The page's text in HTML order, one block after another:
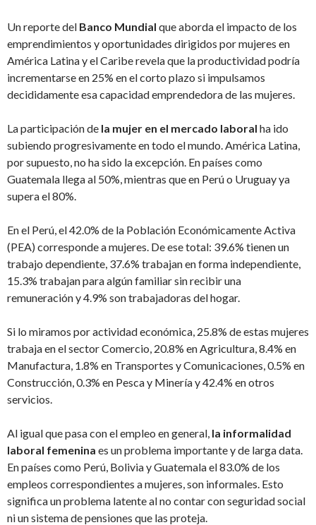
Un reporte del Banco Mundial que aborda el impacto de los
emprendimientos y oportunidades dirigidos por mujeres en
América Latina y el Caribe revela que la productividad podría
incrementarse en 25% en el corto plazo si impulsamos
decididamente esa capacidad emprendedora de las mujeres.
La participación de la mujer en el mercado laboral ha ido
subiendo progresivamente en todo el mundo. América Latina,
por supuesto, no ha sido la excepción. En países como
Guatemala llega al 50%, mientras que en Perú o Uruguay ya
supera el 80%.
En el Perú, el 42.0% de la Población Económicamente Activa
(PEA) corresponde a mujeres. De ese total: 39.6% tienen un
trabajo dependiente, 37.6% trabajan en forma independiente,
15.3% trabajan para algún familiar sin recibir una
remuneración y 4.9% son trabajadoras del hogar.
Si lo miramos por actividad económica, 25.8% de estas mujeres
trabaja en el sector Comercio, 20.8% en Agricultura, 8.4% en
Manufactura, 1.8% en Transportes y Comunicaciones, 0.5% en
Construcción, 0.3% en Pesca y Minería y 42.4% en otros
servicios.
Al igual que pasa con el empleo en general, la informalidad
laboral femenina es un problema importante y de larga data.
En países como Perú, Bolivia y Guatemala el 83.0% de los
empleos correspondientes a mujeres, son informales. Esto
significa un problema latente al no contar con seguridad social
ni un sistema de pensiones que las proteja.